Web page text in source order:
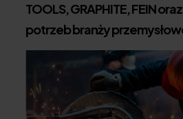
TOOLS, GRAPHITE, FEIN
potrzeb branży